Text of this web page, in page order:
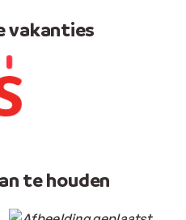
vakanties
te houden